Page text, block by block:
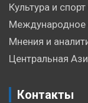
Культура и спорт
Международное
Мнения и
Центральная
Контакты